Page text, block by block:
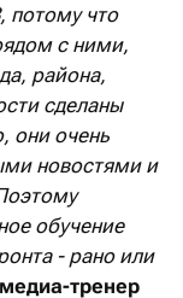
потому что
с ними,
района,
сделаны
они очень
новостями и
обучение
- рано или
медиа-тренер